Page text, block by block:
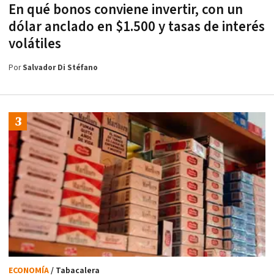
En qué bonos conviene invertir, con un
dólar anclado en $1.500 y tasas de interés
volátiles
PorSalvador Di Stéfano
ECONOMÍA/ Tabacalera